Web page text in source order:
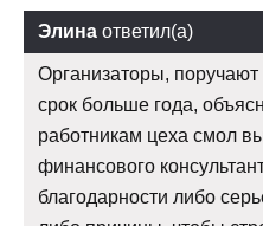
Элина ответил(а)
Организаторы,
срок больше года,
работникам цеха смол
финансового
благодарности либо